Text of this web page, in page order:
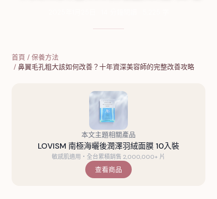
首頁 / 保養方法
/ 鼻翼毛孔粗大該如何改善？十年資深美容師的完整改善攻略
本文主題相關產品
LOVISM 南極海曬後潤澤羽絨面膜 10入裝
敏感肌適用・全台累積銷售 2,000,000+ 片
查看商品